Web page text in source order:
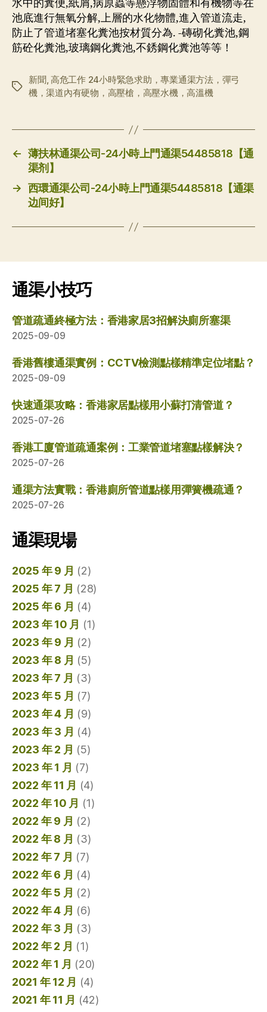
水中的糞便,紙屑,病原蟲等懸浮物固體和有機物等在
池底進行無氧分解,上層的水化物體,進入管道流走,
防止了管道堵塞化糞池按材質分為. -磚砌化糞池,鋼
筋砼化糞池,玻璃鋼化糞池,不銹鋼化糞池等等！
标
新聞, 高危工作 24小時緊急求助，專業通渠方法，彈弓
機，渠道內有硬物，高壓槍，高壓水機，高溫機
← 薄扶林通渠公司-24小時上門通渠54485818【通
渠剂】
→ 西環通渠公司-24小時上門通渠54485818【通渠
边间好】
通渠小技巧
管道疏通終極方法：香港家居3招解決廁所塞渠
2025-09-09
香港舊樓通渠實例：CCTV檢測點樣精準定位堵點？
2025-09-09
快速通渠攻略：香港家居點樣用小蘇打清管道？
2025-07-26
香港工廈管道疏通案例：工業管道堵塞點樣解決？
2025-07-26
通渠方法實戰：香港廁所管道點樣用彈簧機疏通？
2025-07-26
通渠現場
2025 年 9 月 (2)
2025 年 7 月 (28)
2025 年 6 月 (4)
2023 年 10 月 (1)
2023 年 9 月 (2)
2023 年 8 月 (5)
2023 年 7 月 (3)
2023 年 5 月 (7)
2023 年 4 月 (9)
2023 年 3 月 (4)
2023 年 2 月 (5)
2023 年 1 月 (7)
2022 年 11 月 (4)
2022 年 10 月 (1)
2022 年 9 月 (2)
2022 年 8 月 (3)
2022 年 7 月 (7)
2022 年 6 月 (4)
2022 年 5 月 (2)
2022 年 4 月 (6)
2022 年 3 月 (3)
2022 年 2 月 (1)
2022 年 1 月 (20)
2021 年 12 月 (4)
2021 年 11 月 (42)